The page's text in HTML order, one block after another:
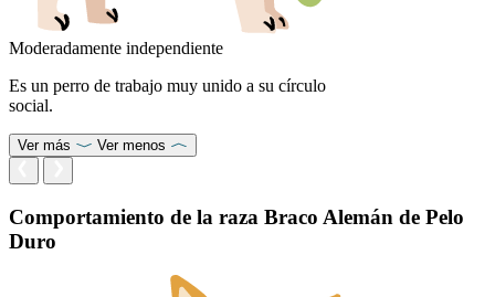
Moderadamente independiente
Es un perro de trabajo muy unido a su círculo
social.
Ver más Ver menos
Comportamiento de la raza Braco Alemán de Pelo
Duro